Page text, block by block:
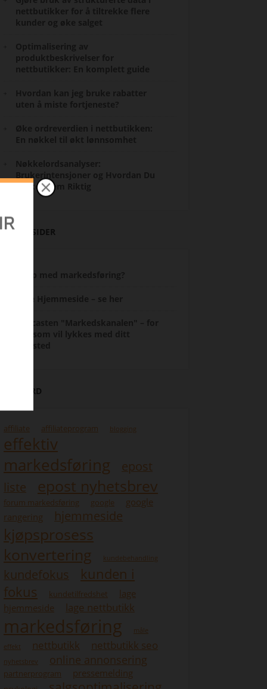
Brukerintensjoner og Hvordan Du
Bruker Dem Riktig
ANDRE SIDER
STIKKORD
affiliate affiliateprogram blogging
effektiv
markedsføring
epost
liste
epost nyhetsbrev
forum markedsføring google
google
rangering
hjemmeside
kjøpsprosess
konvertering
kundebehandling
kundefokus
kunden i
fokus
kundetilfredshet
lage
hjemmeside
lage nettbutikk
markedsføring
måle
effekt
nettbutikk nettbutikk seo
nyhetsbrev online annonsering
partnerprogram pressemelding